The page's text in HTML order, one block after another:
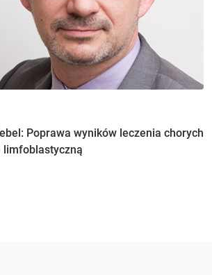
Poprawa wyników leczenia chorych
limfoblastyczną